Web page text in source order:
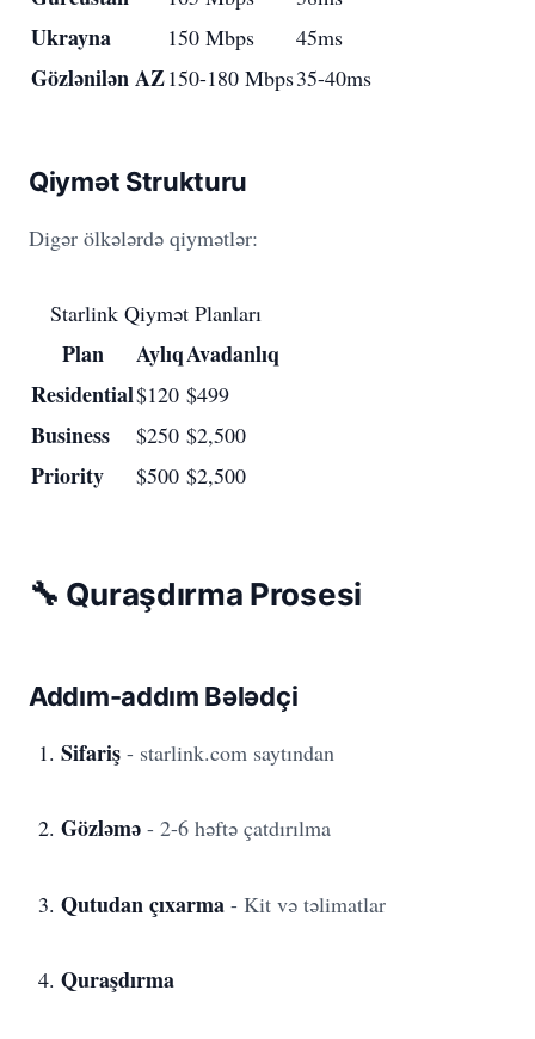
Ukrayna 150 Mbps 45ms
Gözlənilən AZ150-180 Mbps35-40ms
Qiymət Strukturu
Digər ölkələrdə qiymətlər:
Starlink Qiymət Planları
Plan AylıqAvadanlıq
Residential$120 $499
Business $250 $2,500
Priority $500 $2,500
🔧 Quraşdırma Prosesi
Addım-addım Bələdçi
Sifariş - starlink.com saytından
Gözləmə - 2-6 həftə çatdırılma
Qutudan çıxarma - Kit və təlimatlar
Quraşdırma